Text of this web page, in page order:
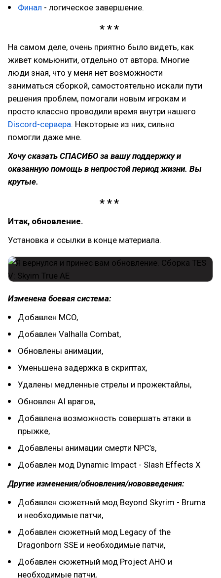
Финал - логическое завершение.
На самом деле, очень приятно было видеть, как
живет комьюнити, отдельно от автора. Многие
люди зная, что у меня нет возможности
заниматься сборкой, самостоятельно искали пути
решения проблем, помогали новым игрокам и
просто классно проводили время внутри нашего
Discord-сервера. Некоторые из них, сильно
помогли даже мне.
Хочу сказать СПАСИБО за вашу поддержку и
оказанную помощь в непростой период жизни. Вы
крутые.
Итак, обновление.
Установка и ссылки в конце материала.
Изменена боевая система:
Добавлен MCO,
Добавлен Valhalla Combat,
Обновлены анимации,
Уменьшена задержка в скриптах,
Удалены медленные стрелы и прожектайлы,
Обновлен AI врагов,
Добавлена возможность совершать атаки в
прыжке,
Добавлены анимации смерти NPC’s,
Добавлен мод Dynamic Impact - Slash Effects X
Другие изменения/обновления/нововведения:
Добавлен сюжетный мод Beyond Skyrim - Bruma
и необходимые патчи,
Добавлен сюжетный мод Legacy of the
Dragonborn SSE и необходимые патчи,
Добавлен сюжетный мод Project AHO и
необходимые патчи,